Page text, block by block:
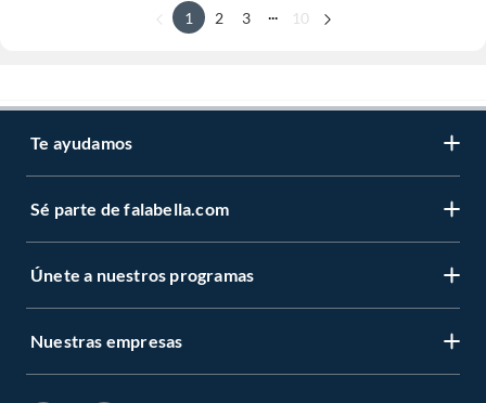
1 2 3 ... 10
Te ayudamos
Sé parte de falabella.com
Únete a nuestros programas
Nuestras empresas